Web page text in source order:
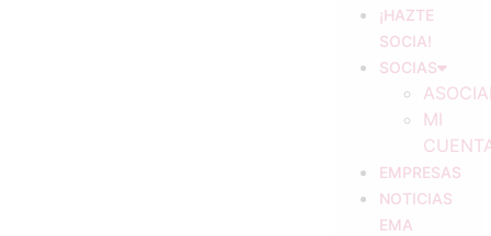
¡HAZTE
SOCIA!
SOCIAS
MI
EMPRESAS
NOTICIAS
EMA